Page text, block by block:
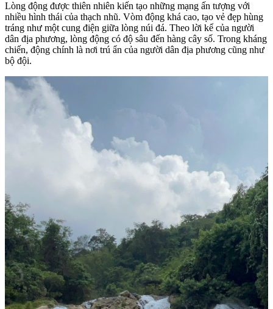
Lòng động được thiên nhiên kiến tạo những mạng ấn tượng với
nhiều hình thái của thạch nhũ. Vòm động khá cao, tạo vẻ đẹp hùng
tráng như một cung điện giữa lòng núi đá. Theo lời kể của người
dân địa phương, lòng động có độ sâu đến hàng cây số. Trong kháng
chiến, động chính là nơi trú ẩn của người dân địa phương cũng như
bộ đội.